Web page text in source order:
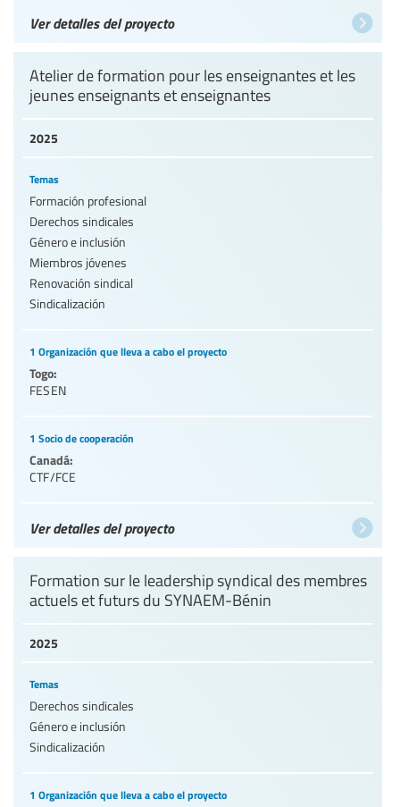
Ver detalles del proyecto
2025
Atelier de formation pour les enseignantes et les
jeunes enseignants et enseignantes
Temas
Formación profesional
Derechos sindicales
Género e inclusión
Miembros jóvenes
Renovación sindical
Sindicalización
1 Organización que lleva a cabo el proyecto
Togo:
FESEN
1 Socio de cooperación
Canadá:
CTF/FCE
Ver detalles del proyecto
2025
Formation sur le leadership syndical des membres
actuels et futurs du SYNAEM-Bénin
Temas
Derechos sindicales
Género e inclusión
Sindicalización
1 Organización que lleva a cabo el proyecto